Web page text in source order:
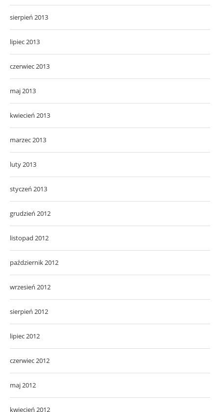
sierpień 2013
lipiec 2013
czerwiec 2013
maj 2013
kwiecień 2013
marzec 2013
luty 2013
styczeń 2013
grudzień 2012
listopad 2012
październik 2012
wrzesień 2012
sierpień 2012
lipiec 2012
czerwiec 2012
maj 2012
kwiecień 2012